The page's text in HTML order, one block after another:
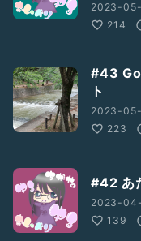
2023-
214
#43
ト
2023-
223
#42 あ
2023-
139